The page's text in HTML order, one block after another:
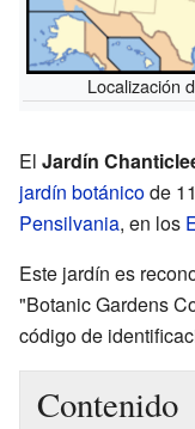
Localización
El Jardín
jardín botánicode 11
Pensilvania, en los
Este jardín es
"Botanic Gardens
código de
Contenido